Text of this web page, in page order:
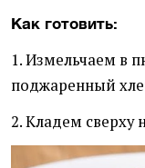
Как готовить:
1. Измельчаем в
поджаренный
2. Кладем сверху